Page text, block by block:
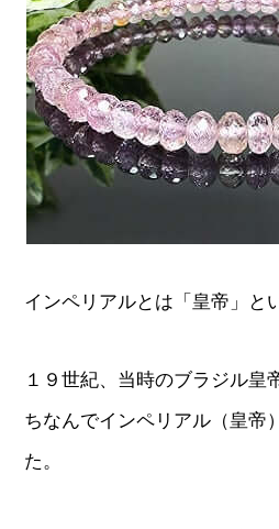
インペリアルとは「皇帝」と
１９世紀、当時のブラジル皇
ちなんでインペリアル（皇帝
た。